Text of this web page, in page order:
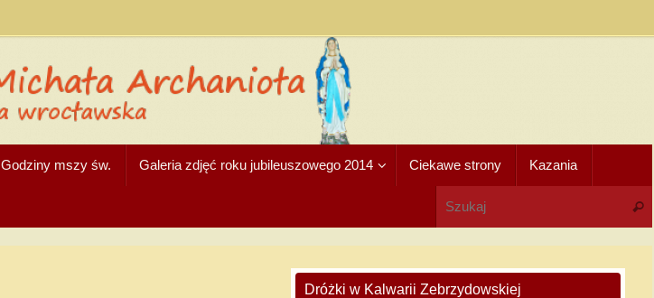
Godziny mszy św. Galeria zdjęć roku jubileuszowego 2014 Ciekawe strony Kazania
Dróżki w Kalwarii Zebrzydowskiej